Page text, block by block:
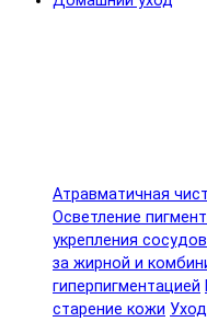
Атравматичная
Осветление
укрепления сосудов
за жирной и
гиперпигментацией
старение кожи